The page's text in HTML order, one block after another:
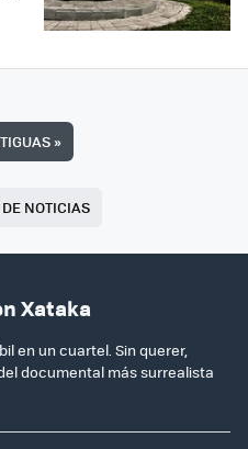
»
NOTICIAS
Xataka
en un cuartel. Sin querer,
documental más surrealista